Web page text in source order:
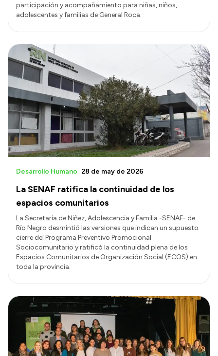
participación y acompañamiento para niñas, niños,
adolescentes y familias de General Roca.
La SENAF ratifica la continuidad de los
espacios comunitarios
Desarrollo Humano 28 de may de 2026
La Secretaría de Niñez, Adolescencia y Familia -SENAF- de
Río Negro desmintió las versiones que indican un supuesto
cierre del Programa Preventivo Promocional
Sociocomunitario y ratificó la continuidad plena de los
Espacios Comunitarios de Organización Social (ECOS) en
toda la provincia.